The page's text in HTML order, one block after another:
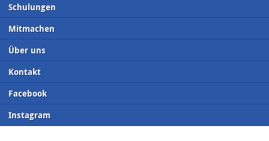
Schulungen
Mitmachen
Über uns
Kontakt
Facebook
Instagram